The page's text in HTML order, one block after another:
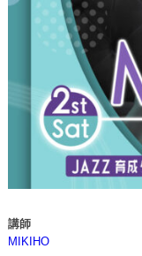
講師
MIKIHO